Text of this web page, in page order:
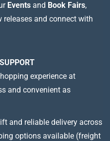
Events and Book Fairs,
releases and connect with
experience at
and convenient as
and reliable delivery across
options available (freight